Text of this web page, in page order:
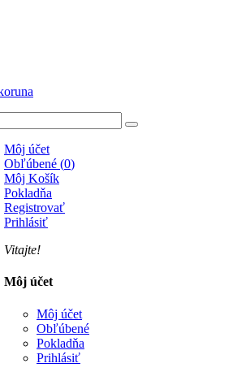
Môj účet
Obľúbené (0)
Môj Košík
Pokladňa
Registrovať
Prihlásiť
Vitajte!
Môj účet
Môj účet
Obľúbené
Pokladňa
Prihlásiť